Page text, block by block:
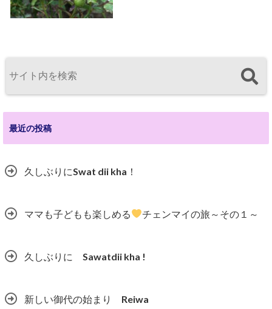
最近の投稿
久しぶりにSwat dii kha！
ママも子どもも楽しめる チェンマイの旅～その１～
久しぶりに Sawatdii kha !
新しい御代の始まり Reiwa